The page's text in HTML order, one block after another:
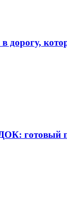
дорогу,
готовый